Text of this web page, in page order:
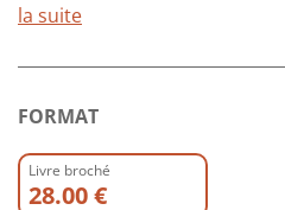
la suite
FORMAT
Livre broché
28.00 €